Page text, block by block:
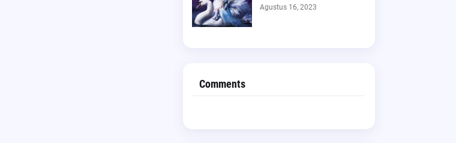
Agustus 16, 2023
Comments